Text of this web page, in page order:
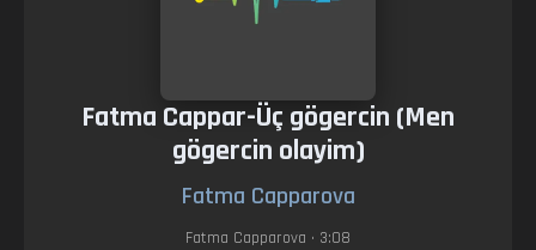
Fatma Cappar-Üç gögercin (Men
gögercin olayim)
Fatma Capparova
Fatma Capparova • 3:08